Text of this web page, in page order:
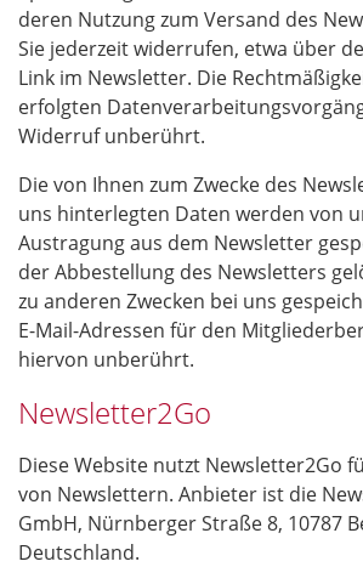
deren Nutzung zum Versand des
Sie jederzeit widerrufen, etwa über
Link im Newsletter. Die
erfolgten
Widerruf unberührt.
Die von Ihnen zum Zwecke des
uns hinterlegten Daten werden von
Austragung aus dem Newsletter
der Abbestellung des Newsletters
zu anderen Zwecken bei uns
E-Mail-Adressen für den
hiervon unberührt.
Newsletter2Go
Diese Website nutzt Newsletter2Go
von Newslettern. Anbieter ist die
GmbH, Nürnberger Straße 8, 10787
Deutschland.